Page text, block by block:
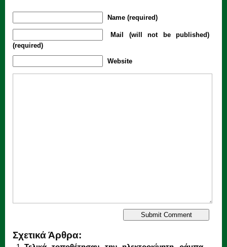
Name (required)
Mail (will not be published)
(required)
Website
Σχετικά Άρθρα: